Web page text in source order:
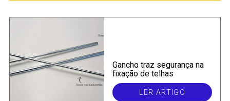
Gancho traz segurança na
fixação de telhas
LER ARTIGO